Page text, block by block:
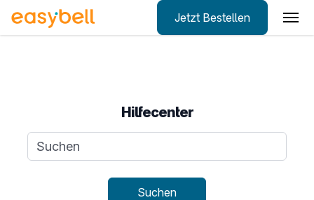
Jetzt Bestellen
Hilfecenter
Suchanfrage
Suchen